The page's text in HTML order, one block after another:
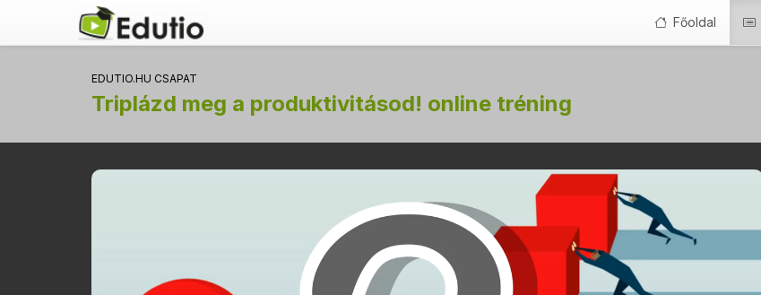
Főoldal
EDUTIO.HU CSAPAT
Triplázd meg a produktivitásod! online tréning